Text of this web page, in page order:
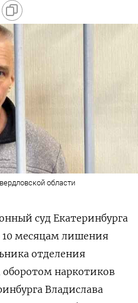
области
суд Екатеринбурга
10 месяцам лишения
отделения
оборотом наркотиков
Владислава